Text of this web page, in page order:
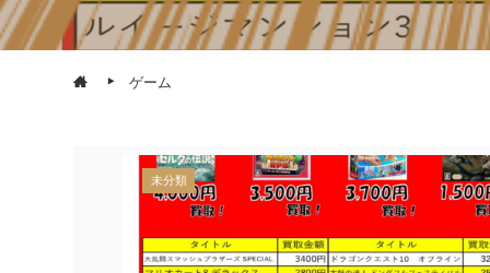
ゲーム
未分類